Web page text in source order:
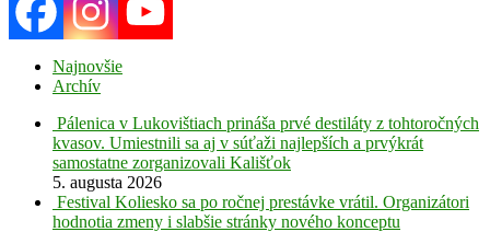
Najnovšie
Archív
Pálenica v Lukovištiach prináša prvé destiláty z tohtoročných
kvasov. Umiestnili sa aj v súťaži najlepších a prvýkrát
samostatne zorganizovali Kališťok
5. augusta 2026
Festival Koliesko sa po ročnej prestávke vrátil. Organizátori
hodnotia zmeny i slabšie stránky nového konceptu